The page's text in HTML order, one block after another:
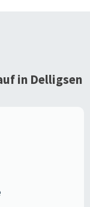
in Delligsen